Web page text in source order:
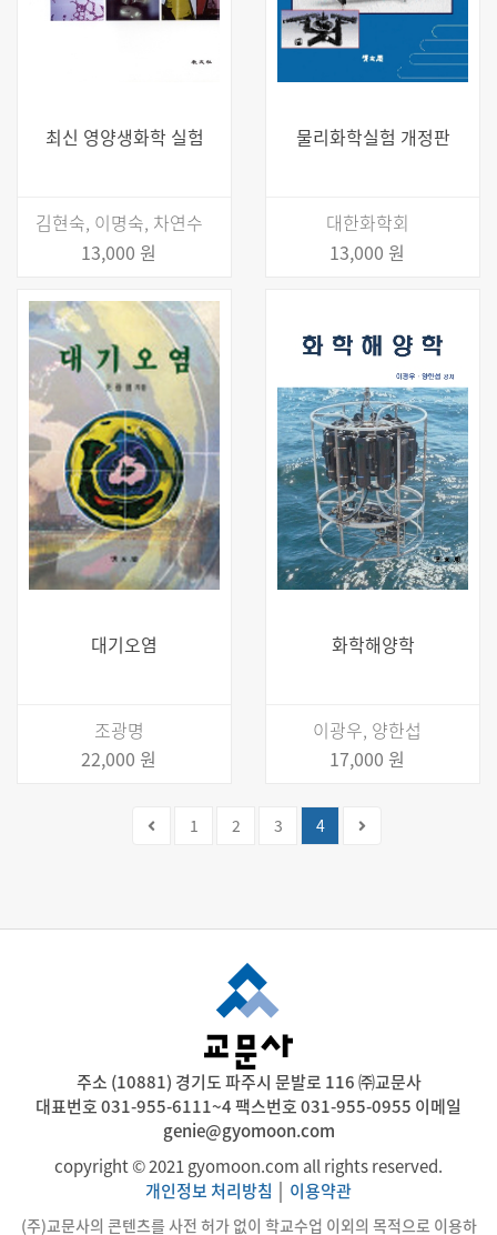
최신 영양생화학 실험
김현숙, 이명숙, 차연수
13,000 원
물리화학실험 개정판
대한화학회
13,000 원
대기오염
조광명
22,000 원
화학해양학
이광우, 양한섭
17,000 원
1 2 3 4(current)
주소 (10881) 경기도 파주시 문발로 116 ㈜교문사
대표번호 031-955-6111~4 팩스번호 031-955-0955 이메일
genie@gyomoon.com
copyright © 2021 gyomoon.com all rights reserved.
개인정보 처리방침
이용약관
(주)교문사의 콘텐츠를 사전 허가 없이 학교수업 이외의 목적으로 이용하